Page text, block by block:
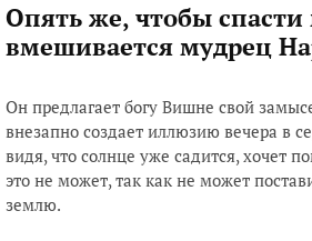
Опять же, чтобы
вмешивается мудрец
Он предлагает богу Вишне свой
внезапно создает иллюзию вечера в
видя, что солнце уже садится, хочет
это не может, так как не может
землю.